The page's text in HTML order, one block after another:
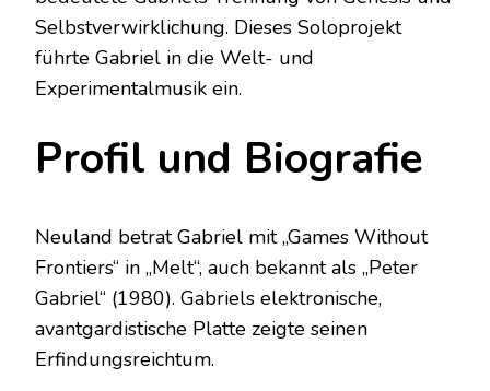
Selbstverwirklichung. Dieses Soloprojekt
führte Gabriel in die Welt- und
Experimentalmusik ein.
Profil und Biografie
Neuland betrat Gabriel mit „Games Without
Frontiers“ in „Melt“, auch bekannt als „Peter
Gabriel“ (1980). Gabriels elektronische,
avantgardistische Platte zeigte seinen
Erfindungsreichtum.